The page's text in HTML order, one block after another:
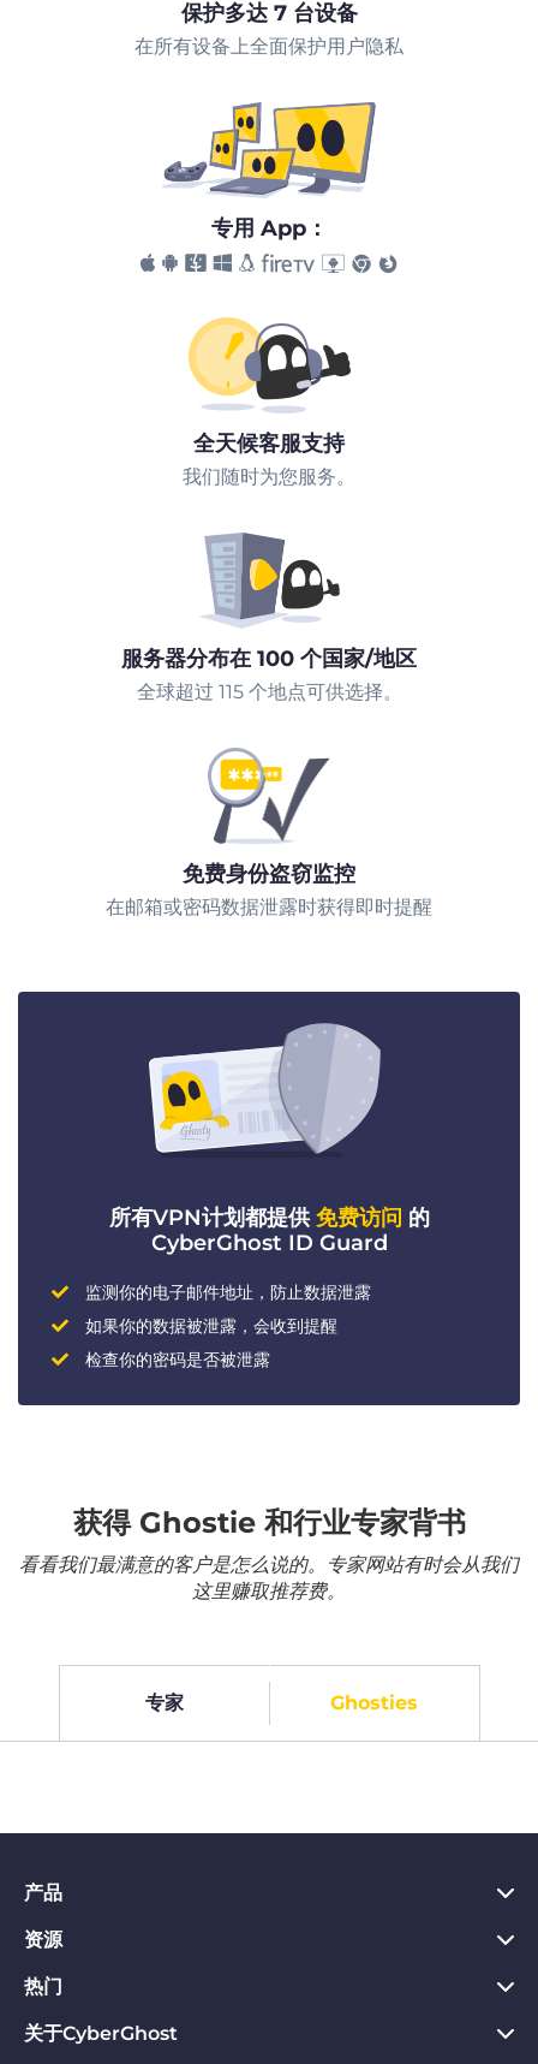
保护多达 7 台设备
在所有设备上全面保护用户隐私
专用 App：
全天候客服支持
我们随时为您服务。
服务器分布在 100 个国家/地区
全球超过 115 个地点可供选择。
免费身份盗窃监控
在邮箱或密码数据泄露时获得即时提醒
所有VPN计划都提供免费访问 的
CyberGhost ID Guard
监测你的电子邮件地址，防止数据泄露
如果你的数据被泄露，会收到提醒
检查你的密码是否被泄露
获得 Ghostie 和行业专家背书
看看我们最满意的客户是怎么说的。专家网站有时会从我们
这里赚取推荐费。
专家 Ghosties
产品
PC VPN应用
Chrome VPN应用
Mac VPN应用
资源
VPN是什么
Privacy Hub
热门
CyberGhost VPN评价
关于CyberGhost